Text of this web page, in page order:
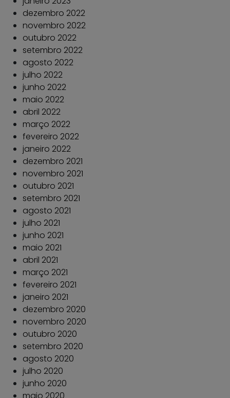
dezembro 2022
novembro 2022
outubro 2022
setembro 2022
agosto 2022
julho 2022
junho 2022
maio 2022
abril 2022
março 2022
fevereiro 2022
janeiro 2022
dezembro 2021
novembro 2021
outubro 2021
setembro 2021
agosto 2021
julho 2021
junho 2021
maio 2021
abril 2021
março 2021
fevereiro 2021
janeiro 2021
dezembro 2020
novembro 2020
outubro 2020
setembro 2020
agosto 2020
julho 2020
junho 2020